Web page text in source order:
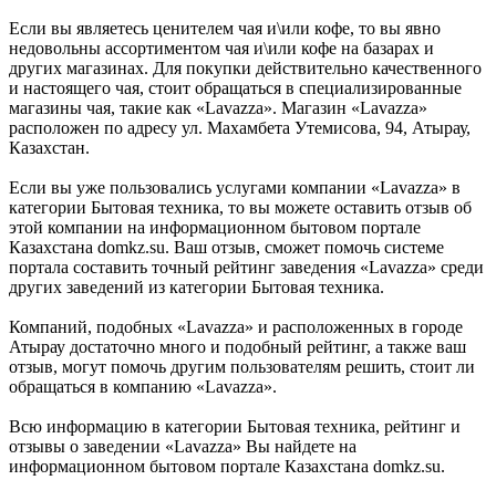
Если вы являетесь ценителем чая и\или кофе, то вы явно
недовольны ассортиментом чая и\или кофе на базарах и
других магазинах. Для покупки действительно качественного
и настоящего чая, стоит обращаться в специализированные
магазины чая, такие как «Lavazza». Магазин «Lavazza»
расположен по адресу ул. Махамбета Утемисова, 94, Атырау,
Казахстан.
Если вы уже пользовались услугами компании «Lavazza» в
категории Бытовая техника, то вы можете оставить отзыв об
этой компании на информационном бытовом портале
Казахстана domkz.su. Ваш отзыв, сможет помочь системе
портала составить точный рейтинг заведения «Lavazza» среди
других заведений из категории Бытовая техника.
Компаний, подобных «Lavazza» и расположенных в городе
Атырау достаточно много и подобный рейтинг, а также ваш
отзыв, могут помочь другим пользователям решить, стоит ли
обращаться в компанию «Lavazza».
Всю информацию в категории Бытовая техника, рейтинг и
отзывы о заведении «Lavazza» Вы найдете на
информационном бытовом портале Казахстана domkz.su.